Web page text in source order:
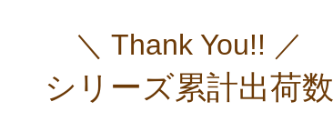
＼ Thank You!! ／
シリーズ累計出荷数